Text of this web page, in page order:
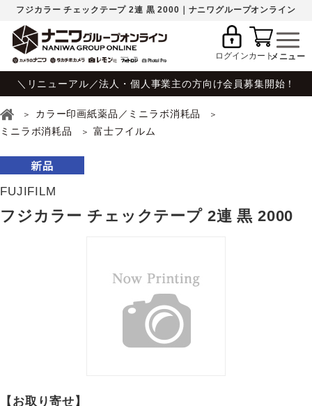
フジカラー チェックテープ 2連 黒 2000｜ナニワグループオンライン
ログインカート
＼リニューアル／法人・個人事業主の方向け会員募集開始！
カラー印画紙薬品／ミニラボ消耗品
ミニラボ消耗品
富士フイルム
FUJIFILM
フジカラー チェックテープ 2連 黒 2000
【お取り寄せ】